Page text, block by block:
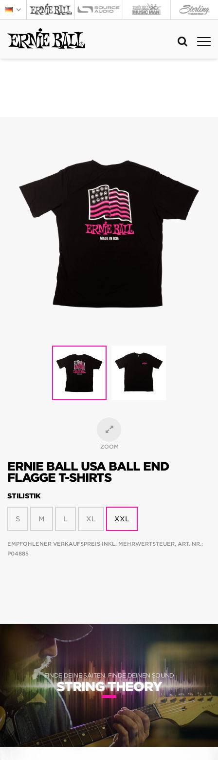
ZOOM
ERNIE BALL USA BALL END
FLAGGE T-SHIRTS
STILISTIK
S M L XL XXL
EMPFOHLENER VERKAUFSPREIS INKL. MEHRWERTSTEUER, ART. NR.:
P04885
FINDE DEINE SAITEN, FINDE DEINEN SOUND
STRING THEORY